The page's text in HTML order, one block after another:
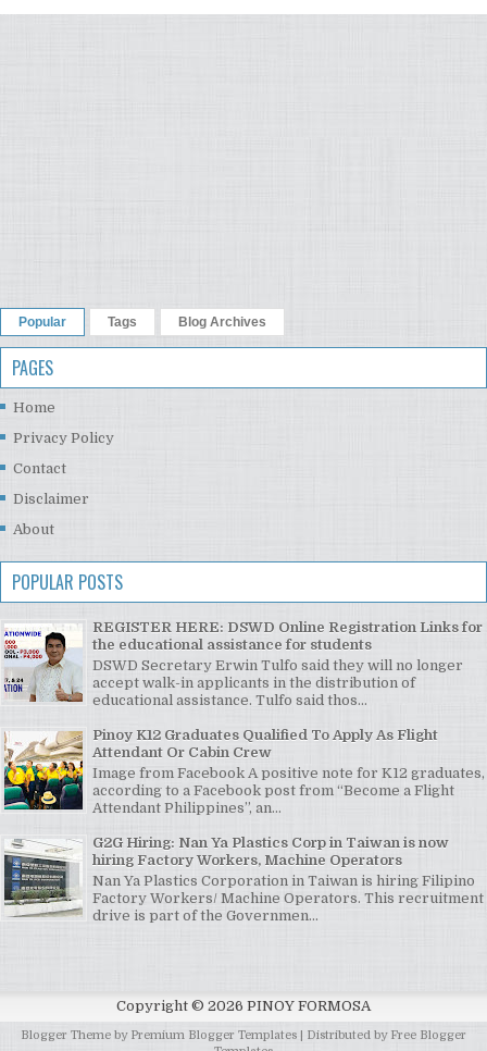
Popular Tags Blog Archives
PAGES
Home
Privacy Policy
Contact
Disclaimer
About
POPULAR POSTS
REGISTER HERE: DSWD Online Registration Links for
the educational assistance for students
DSWD Secretary Erwin Tulfo said they will no longer
accept walk-in applicants in the distribution of
educational assistance. Tulfo said thos...
Pinoy K12 Graduates Qualified To Apply As Flight
Attendant Or Cabin Crew
Image from Facebook A positive note for K12 graduates,
according to a Facebook post from “Become a Flight
Attendant Philippines”, an...
G2G Hiring: Nan Ya Plastics Corp in Taiwan is now
hiring Factory Workers, Machine Operators
Nan Ya Plastics Corporation in Taiwan is hiring Filipino
Factory Workers/ Machine Operators. This recruitment
drive is part of the Governmen...
Copyright © 2026 PINOY FORMOSA
Blogger Theme by Premium Blogger Templates | Distributed by Free Blogger